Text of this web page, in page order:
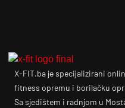
X-FIT.ba je specijalizirani
fitness opremu i borilačku
Sa sjedištem i radnjom u